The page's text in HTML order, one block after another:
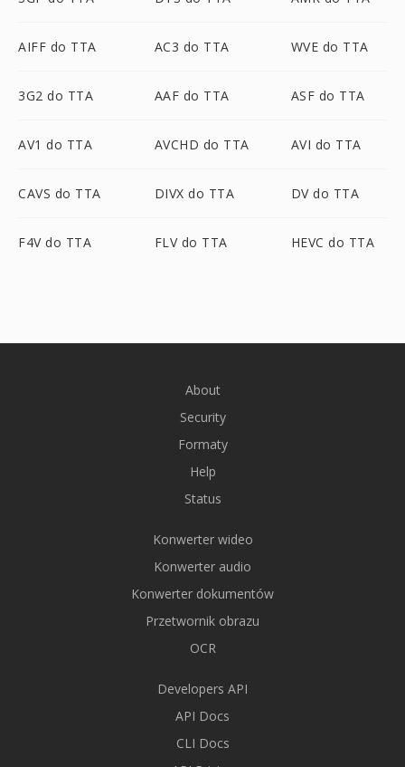
AIFF do TTA AC3 do TTA WVE do TTA
3G2 do TTA AAF do TTA ASF do TTA
AV1 do TTA AVCHD do TTA AVI do TTA
CAVS do TTA DIVX do TTA DV do TTA
F4V do TTA FLV do TTA HEVC do TTA
About
Security
Formaty
Help
Status
Konwerter wideo
Konwerter audio
Konwerter dokumentów
Przetwornik obrazu
OCR
Developers API
API Docs
CLI Docs